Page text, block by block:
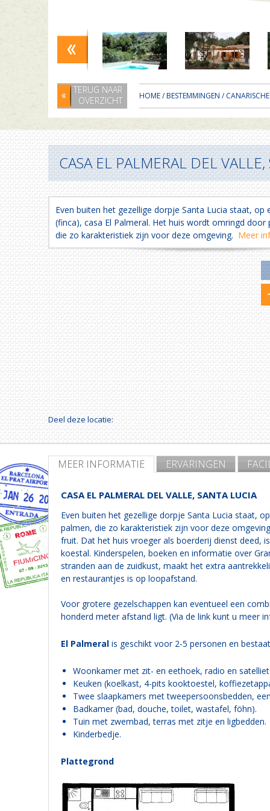
TERUG NAAR
OVERZICHT
HOME/BESTEMMINGEN /
CASA EL PALMERAL DEL
Even buiten het gezellige dorpje Santa Lucia staat, op
(finca), casa El Palmeral. Het huis wordt omringd door
die zo karakteristiek zijn voor deze omgeving. Meer
Deel deze locatie:
MEER INFORMATIE ERVARINGEN
CASA EL PALMERAL DEL VALLE, SANTA LUCIA
Even buiten het gezellige dorpje Santa Lucia staat,
palmen, die zo karakteristiek zijn voor deze
fruit. Dat het huis vroeger als boerderij dienst deed,
koestal. Kinderspelen, boeken en informatie over
stranden aan de zuidkust, maakt het extra
en restaurantjes is op loopafstand.
Voor grotere gezelschappen kan eventueel een
honderd meter afstand ligt. (Via de link kunt u meer
El Palmeralis geschikt voor 2-5 personen en
Woonkamer met zit- en eethoek, radio en
Keuken (koelkast, 4-pits kooktoestel,
Twee slaapkamers met tweepersoonsbedden,
Badkamer (bad, douche, toilet, wastafel, föhn).
Tuin met zwembad, terras met zitje en ligbedden.
Kinderbedje.
Plattegrond